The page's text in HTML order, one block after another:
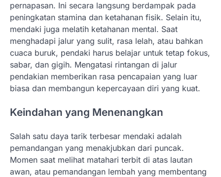
pernapasan. Ini secara langsung berdampak pada
peningkatan stamina dan ketahanan fisik. Selain itu,
mendaki juga melatih ketahanan mental. Saat
menghadapi jalur yang sulit, rasa lelah, atau bahkan
cuaca buruk, pendaki harus belajar untuk tetap fokus,
sabar, dan gigih. Mengatasi rintangan di jalur
pendakian memberikan rasa pencapaian yang luar
biasa dan membangun kepercayaan diri yang kuat.
Keindahan yang Menenangkan
Salah satu daya tarik terbesar mendaki adalah
pemandangan yang menakjubkan dari puncak.
Momen saat melihat matahari terbit di atas lautan
awan, atau pemandangan lembah yang membentang